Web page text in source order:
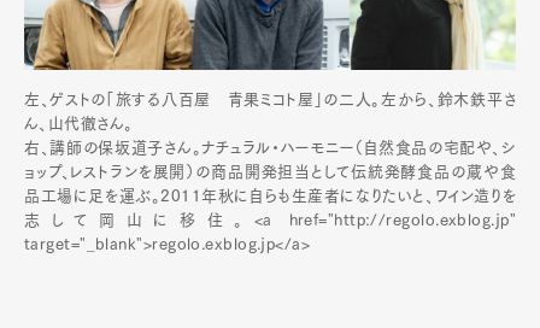
左、ゲストの「旅する八百屋 青果ミコト屋」の二人。左から、鈴木鉄平さ
ん、山代徹さん。
右、講師の保坂道子さん。ナチュラル・ハーモニー（自然食品の宅配や、シ
ョップ、レストランを展開）の商品開発担当として伝統発酵食品の蔵や食
品工場に足を運ぶ。2011年秋に自らも生産者になりたいと、ワイン造りを
志して岡山に移住。<a href="http://regolo.exblog.jp"
target="_blank">regolo.exblog.jp</a>